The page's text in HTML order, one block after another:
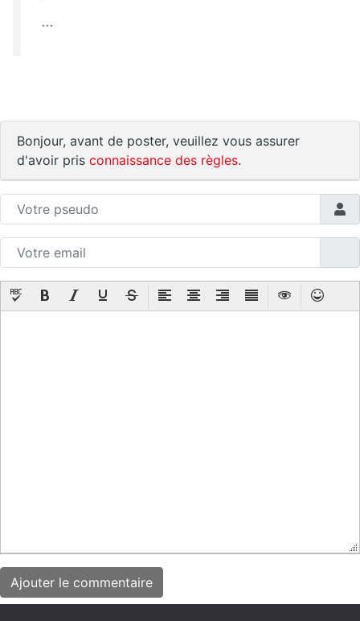
...
Bonjour, avant de poster, veuillez vous assurer
d'avoir pris connaissance des règles.